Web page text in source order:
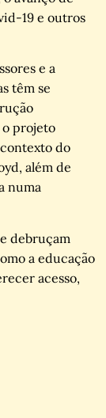
19 e outros
e a
têm se
o projeto
do
além de
numa
debruçam
a educação
acesso,